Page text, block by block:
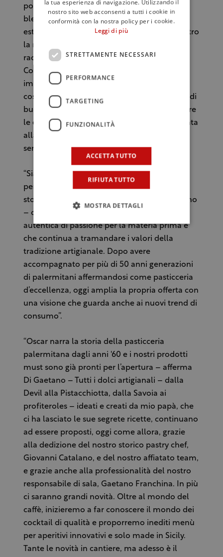
possibilità di scegliere la tipologia di caffè, in
blend o monorigine, e la modalità di
estrazione. Questo mettendo sempre al centro
la materia prima, che va rispettata e
raccontata per creare cultura del caffè.
Condividendo medesimi valori e filosofia
imprenditoriale, i due partner siciliani danno
così origine ad un’offerta nuova, un incontro di
buon gusto e crescita culturale, per incontrare
le esigenze di una clientela sempre più attenta
alla qualità, all’etica, alla sostenibilità, e
sempre più curiosa.
“Siamo orgogliosi di avere avviato questo
percorso di collaborazione con una realtà
storica come Oscar – spiega Andrea Morettino
– che rappresenta come noi una storia
autentica di passione per la materia prima e
che continua a tramandare i valori della
tradizione artigianale. Dopo avere
accompagnato per più di 50 anni generazioni
di palermitani affermandosi come pasticceria
d’eccellenza, oggi amplia la propria offerta con
una visione che guarda anche ai nuovi trend di
consumo”.
“Oscar narra la storia della pasticceria
palermitana dagli anni '60 e i nostri prodotti
must sono già pronti per l’apertura – afferma
Di Gaetano – Tutti i dolci artigianali – dalla
Devil alla Pistacchiotta, dalla Savoia ai
profiteroles – ideati e creati da mio papà, che
ci ha lasciato le sue segrete ricette, continuano
ad essere proposti, oggi come allora, grazie
alla dedizione del nostro storico pastry chef,
Giovanni Catalano, e del nostro affiatato team,
e grazie anche alla professionalità del nostro
responsabile di sala, Gaetano Franchina. In più
ci saranno grandi novità. Oltre al mondo del
caffè, inizieremo a far conoscere il mondo dei
cocktail di qualità e proporremo inediti menù
per aperitivi innovativi e solo made in Sicily.
Tante le novità in cantiere, ma adesso è il
la tua esperienza di navigazione. Utilizzando il
nostro sito web acconsenti a tutti i cookie in
conformità con la nostra policy per i cookie.
Leggi di più
STRETTAMENTE NECESSARI
PERFORMANCE
TARGETING
FUNZIONALITÀ
ACCETTA TUTTO
RIFIUTA TUTTO
MOSTRA DETTAGLI